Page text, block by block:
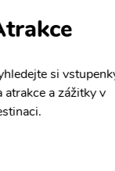
si
atrakce a zážitky v